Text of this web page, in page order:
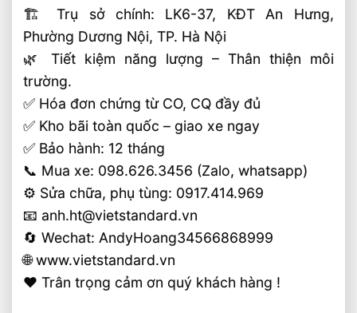
🏗 Trụ sở chính: LK6-37, KĐT An Hưng,
Phường Dương Nội, TP. Hà Nội
🌿 Tiết kiệm năng lượng – Thân thiện môi
trường.
✅ Hóa đơn chứng từ CO, CQ đầy đủ
✅ Kho bãi toàn quốc – giao xe ngay
✅ Bảo hành: 12 tháng
📞 Mua xe: 098.626.3456 (Zalo, whatsapp)
⚙️ Sửa chữa, phụ tùng: 0917.414.969
📧 anh.ht@vietstandard.vn
🔄 Wechat: AndyHoang34566868999
🌐 www.vietstandard.vn
❤️ Trân trọng cảm ơn quý khách hàng !